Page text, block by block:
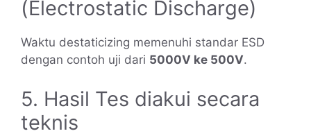
(Electrostatic Discharge)
Waktu destaticizing memenuhi standar ESD
dengan contoh uji dari 5000V ke 500V.
5. Hasil Tes diakui secara
teknis